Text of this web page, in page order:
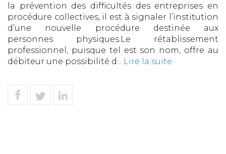
la prévention des difficultés des entreprises en
procédure collectives, il est à signaler l’institution
d’une nouvelle procédure destinée aux
personnes physiques.Le rétablissement
professionnel, puisque tel est son nom, offre au
débiteur une possibilité d...
Lire la suite